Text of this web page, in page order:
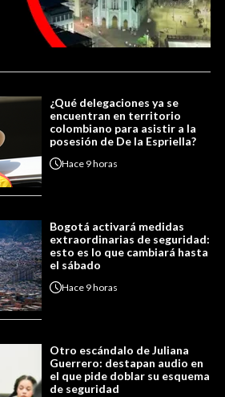
¿Qué delegaciones ya se
encuentran en territorio
colombiano para asistir a la
posesión de De la Espriella?
Hace 9 horas
Bogotá activará medidas
extraordinarias de seguridad:
esto es lo que cambiará hasta
el sábado
Hace 9 horas
Otro escándalo de Juliana
Guerrero: destapan audio en
el que pide doblar su esquema
de seguridad